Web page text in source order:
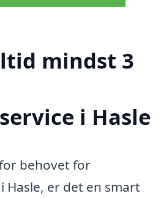
mindst 3
i Hasle
behovet for
Hasle, er det en smart